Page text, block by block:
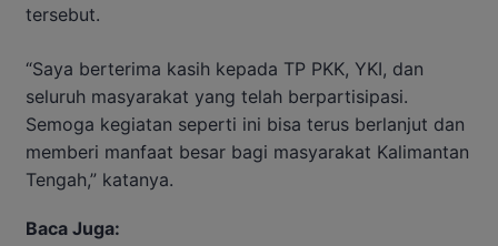
tersebut.
“Saya berterima kasih kepada TP PKK, YKI, dan
seluruh masyarakat yang telah berpartisipasi.
Semoga kegiatan seperti ini bisa terus berlanjut dan
memberi manfaat besar bagi masyarakat Kalimantan
Tengah,” katanya.
Baca Juga: